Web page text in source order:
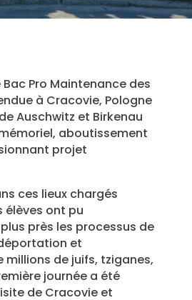
Bac Pro Maintenance des
à Cracovie, Pologne
Auschwitz et Birkenau
aboutissement
projet
ces lieux chargés
élèves ont pu
près les processus de
et
de juifs, tziganes,
journée a été
de Cracovie et